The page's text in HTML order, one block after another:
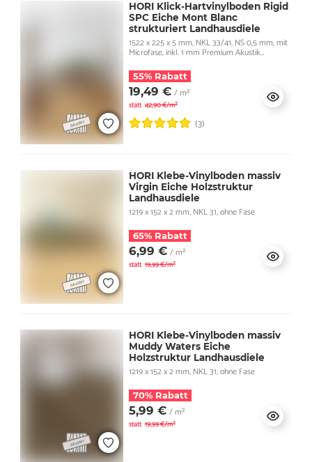
HORI Klick-Hartvinylboden Rigid
SPC Eiche Mont Blanc
strukturiert Landhausdiele
1522 x 225 x 5 mm, NKL 33/41, NS 0,5 mm, mit
Microfase, inkl. 1 mm Premium Akustik
55% Rabatt
19,49 € / m²
statt 42,90 €/m²
(3)
HORI Klebe-Vinylboden massiv
Virgin Eiche Holzstruktur
Landhausdiele
1219 x 152 x 2 mm, NKL 31, ohne Fase
65% Rabatt
6,99 € / m²
statt 19,99 €/m²
HORI Klebe-Vinylboden massiv
Muddy Waters Eiche
Holzstruktur Landhausdiele
1219 x 152 x 2 mm, NKL 31, ohne Fase
70% Rabatt
5,99 € / m²
statt 19,99 €/m²